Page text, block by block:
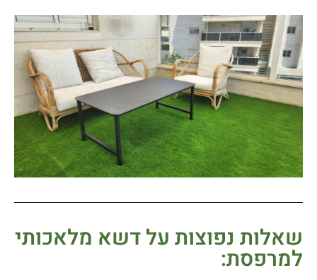
שאלות נפוצות על דשא מלאכותי
למרפסת: